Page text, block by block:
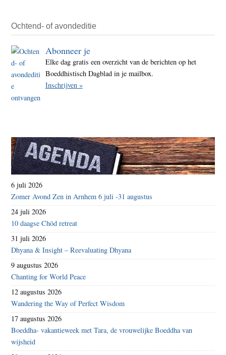
Ochtend- of avondeditie
Abonneer je
Elke dag gratis een overzicht van de berichten op het
Boeddhistisch Dagblad in je mailbox.
Inschrijven »
6 juli 2026
Zomer Avond Zen in Arnhem 6 juli -31 augustus
24 juli 2026
10 daagse Chöd retreat
31 juli 2026
Dhyana & Insight – Reevaluating Dhyana
9 augustus 2026
Chanting for World Peace
12 augustus 2026
Wandering the Way of Perfect Wisdom
17 augustus 2026
Boeddha- vakantieweek met Tara, de vrouwelijke Boeddha van
wijsheid